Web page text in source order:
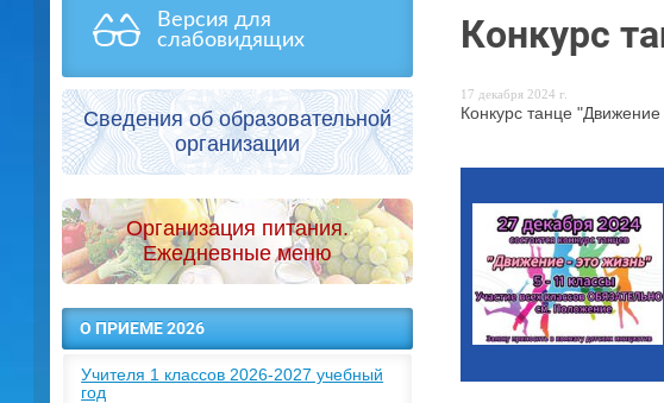
Версия для
слабовидящих
Сведения об образовательной
организации
Организация питания.
Ежедневные меню
О ПРИЕМЕ 2026
Учителя 1 классов 2026-2027 учебный
год
Конкурс
17 декабря 2024 г.
Конкурс танце "Движение